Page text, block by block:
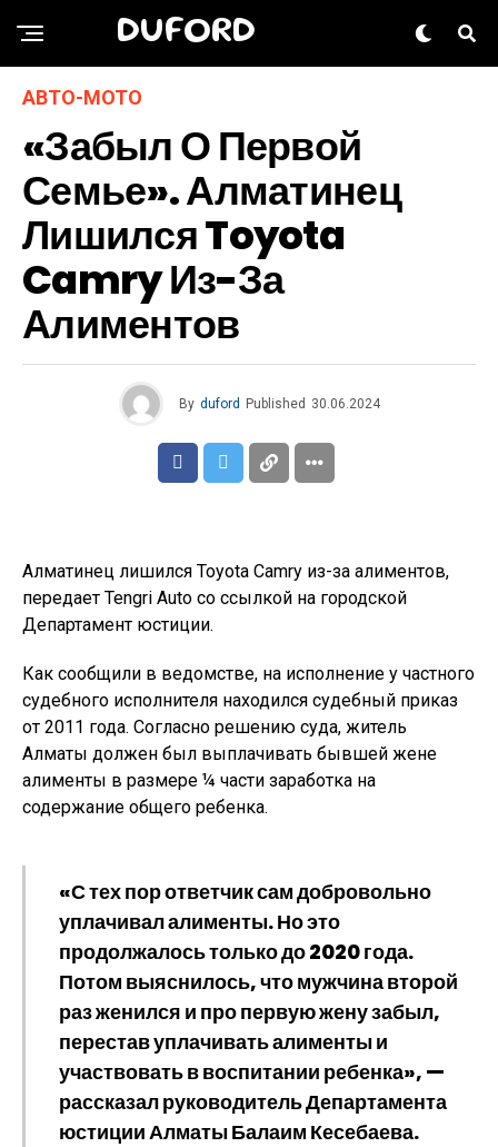
DUFORD
АВТО-МОТО
«Забыл О Первой
Семье». Алматинец
Лишился Toyota
Camry Из-За
Алиментов
By duford Published 30.06.2024
Алматинец лишился Toyota Camry из-за алиментов,
передает Tengri Auto со ссылкой на городской
Департамент юстиции.
Как сообщили в ведомстве, на исполнение у частного
судебного исполнителя находился судебный приказ
от 2011 года. Согласно решению суда, житель
Алматы должен был выплачивать бывшей жене
алименты в размере ¼ части заработка на
содержание общего ребенка.
«С тех пор ответчик сам добровольно
уплачивал алименты. Но это
продолжалось только до 2020 года.
Потом выяснилось, что мужчина второй
раз женился и про первую жену забыл,
перестав уплачивать алименты и
участвовать в воспитании ребенка», —
рассказал руководитель Департамента
юстиции Алматы Балаим Кесебаева.